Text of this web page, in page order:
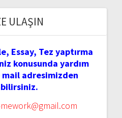
ULAŞIN
Essay, Tez yaptırma
konusunda yardım
adresimizden